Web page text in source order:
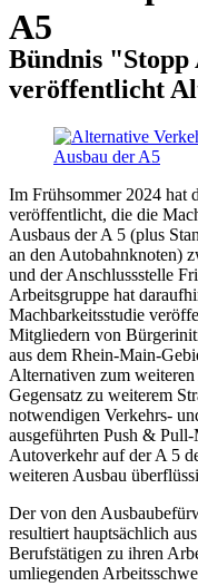
A5
Bündnis "Stopp
veröffentlicht
Im Frühsommer 2024 hat
veröffentlicht, die die
Ausbaus der A 5 (plus
an den Autobahnknoten)
und der Anschlussstelle
Arbeitsgruppe hat
Machbarkeitsstudie
Mitgliedern von
aus dem Rhein-Main-
Alternativen zum
Gegensatz zu weiterem
notwendigen Verkehrs-
ausgeführten Push &
Autoverkehr auf der A 5
weiteren Ausbau
Der von den
resultiert hauptsächlich
Berufstätigen zu ihren
umliegenden